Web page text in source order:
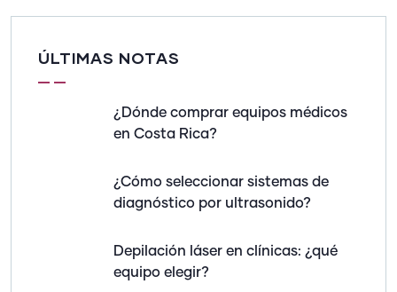
ÚLTIMAS NOTAS
¿Dónde comprar equipos médicos
en Costa Rica?
¿Cómo seleccionar sistemas de
diagnóstico por ultrasonido?
Depilación láser en clínicas: ¿qué
equipo elegir?